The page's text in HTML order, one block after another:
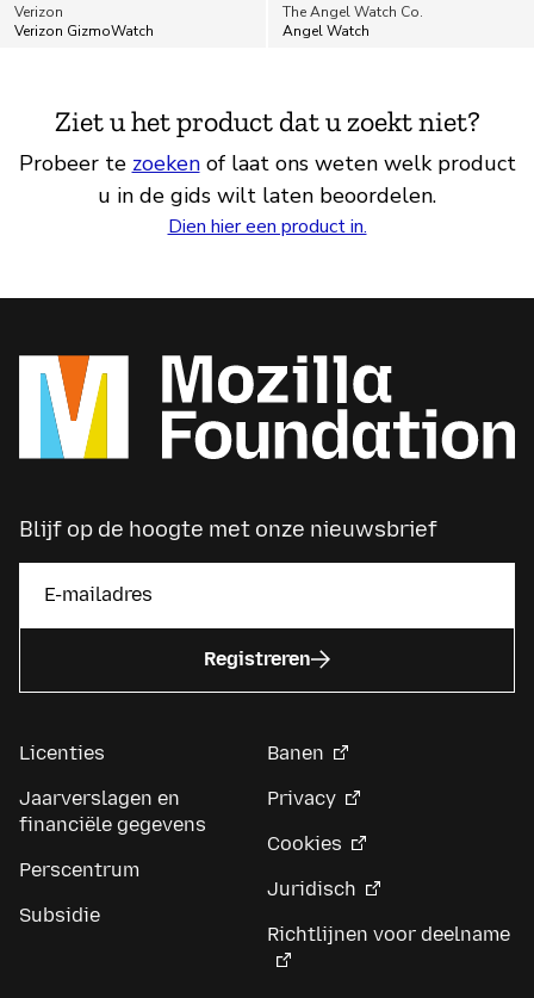
Verizon
Verizon GizmoWatch
The Angel Watch Co.
Angel Watch
Ziet u het product dat u zoekt niet?
Probeer te zoekenof laat ons weten welk product
u in de gids wilt laten beoordelen.
Dien hier een product in.
Blijf op de hoogte met onze nieuwsbrief
Registreren
Licenties
Jaarverslagen en
financiële gegevens
Perscentrum
Subsidie
Banen
Privacy
Cookies
Juridisch
Richtlijnen voor deelname